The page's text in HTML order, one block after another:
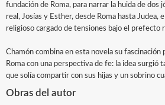
fundación de Roma, para narrar la huida de dos
real, Josías y Esther, desde Roma hasta Judea,
religioso cargado de tensiones bajo el prefecto
Chamón combina en esta novela su fascinación
Roma con una perspectiva de fe: la idea surgió
que solía compartir con sus hijas y un sobrino
Obras del autor